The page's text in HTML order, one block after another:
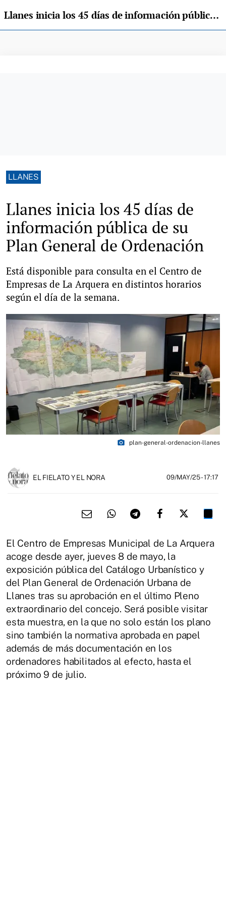
Llanes inicia los 45 días de información pública de su Plan General de Ordenación
LLANES
Llanes inicia los 45 días de
información pública de su
Plan General de Ordenación
Está disponible para consulta en el Centro de
Empresas de La Arquera en distintos horarios
según el día de la semana.
photo_camera plan-general-ordenacion-llanes
EL FIELATO Y EL NORA 09/MAY/25- 17:17
El Centro de Empresas Municipal de La Arquera
acoge desde ayer, jueves 8 de mayo, la
exposición pública del Catálogo Urbanístico y
del Plan General de Ordenación Urbana de
Llanes tras su aprobación en el último Pleno
extraordinario del concejo. Será posible visitar
esta muestra, en la que no solo están los plano
sino también la normativa aprobada en papel
además de más documentación en los
ordenadores habilitados al efecto, hasta el
próximo 9 de julio.